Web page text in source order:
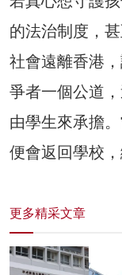
的法治制度，
社會遠離香港
爭者一個公道
由學生來承擔
便會返回學校，
更多精采文章